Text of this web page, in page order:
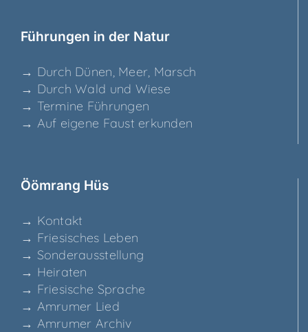
Füh­run­gen in der Natur
→ Durch Dünen, Meer, Marsch
→ Durch Wald und Wiese
→ Ter­mi­ne Führungen
→ Auf eige­ne Faust erkunden
Ööm­rang Hüs
→ Kon­takt
→ Frie­si­sches Leben
→ Son­der­aus­stel­lung
→ Hei­ra­ten
→ Frie­si­sche Sprache
→ Amru­mer Lied
→ Amru­mer Archiv